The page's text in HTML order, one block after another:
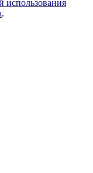
использования
.